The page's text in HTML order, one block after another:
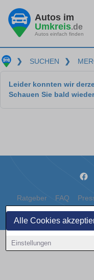
Alle Cookies
Einstellungen
Autos im
Umkreis.de
Autos einfach finden
❯ SUCHEN ❯
Leider konnten wir
Schauen Sie bald
Ratgeber FAQ
Copyright © 2000 - 2026 | 1A